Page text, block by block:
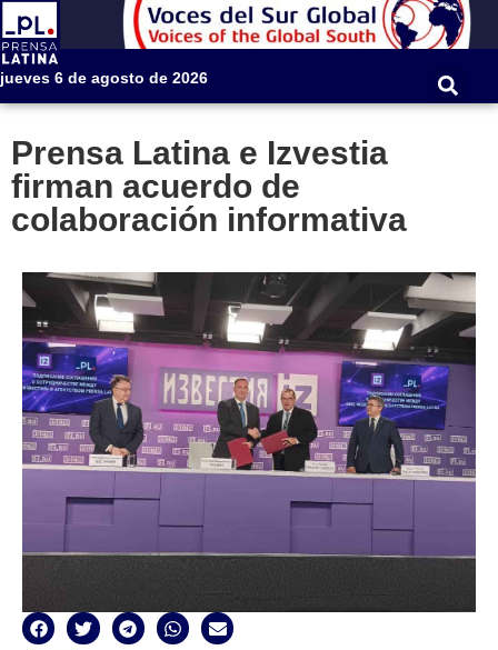
jueves 6 de agosto de 2026
Prensa Latina e Izvestia
firman acuerdo de
colaboración informativa